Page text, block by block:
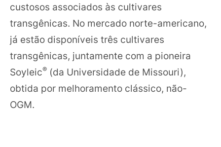
custosos associados às cultivares
transgênicas. No mercado norte-americano,
já estão disponíveis três cultivares
transgênicas, juntamente com a pioneira
Soyleic® (da Universidade de Missouri),
obtida por melhoramento clássico, não-
OGM.